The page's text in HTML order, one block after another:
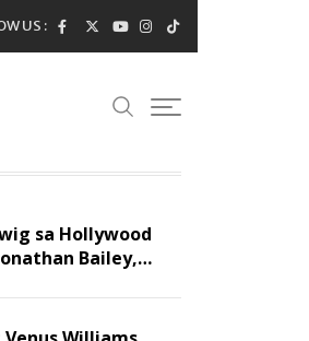
US :
sa Hollywood
Bailey,